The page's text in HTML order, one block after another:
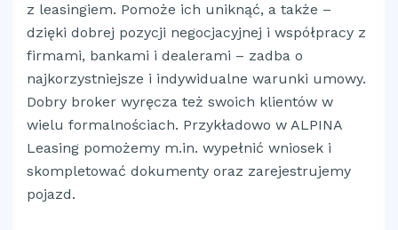
z leasingiem. Pomoże ich uniknąć, a także –
dzięki dobrej pozycji negocjacyjnej i współpracy z
firmami, bankami i dealerami – zadba o
najkorzystniejsze i indywidualne warunki umowy.
Dobry broker wyręcza też swoich klientów w
wielu formalnościach. Przykładowo w ALPINA
Leasing pomożemy m.in. wypełnić wniosek i
skompletować dokumenty oraz zarejestrujemy
pojazd.